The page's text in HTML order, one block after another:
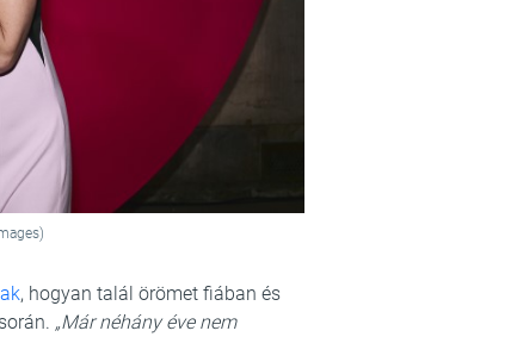
, hogyan talál örömet fiában és
„Már néhány éve nem